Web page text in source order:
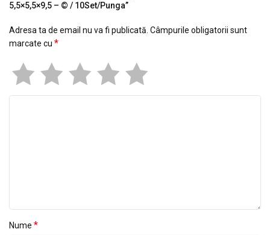
5,5×5,5×9,5 – © / 10Set/Punga”
Adresa ta de email nu va fi publicată. Câmpurile obligatorii sunt
marcate cu *
Nume *